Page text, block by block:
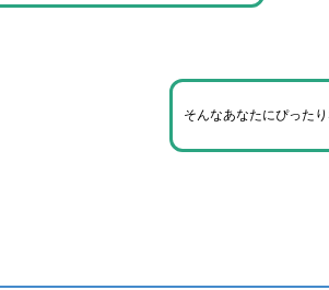
そんなあなたにぴった